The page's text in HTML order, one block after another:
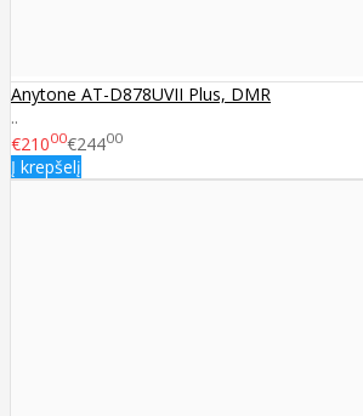
Anytone AT-D878UVII Plus, DMR
..
€21000€24400
Į krepšelį